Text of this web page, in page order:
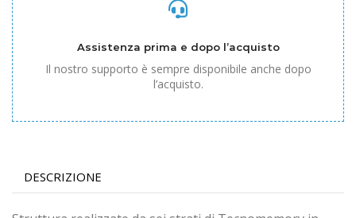
Assistenza prima e dopo l’acquisto
Il nostro supporto è sempre disponibile anche dopo
l’acquisto.
DESCRIZIONE